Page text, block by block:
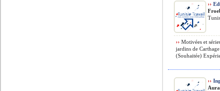
››
›› Motivées et
jardins de
(Souhaitée)
››